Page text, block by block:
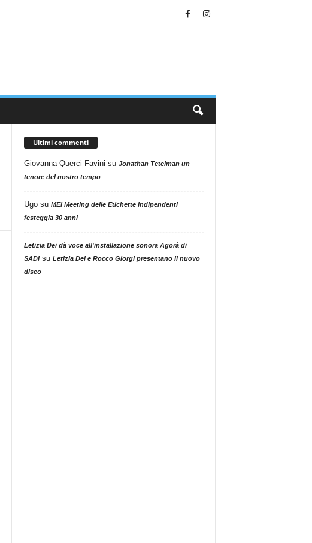
Ultimi commenti
Giovanna Querci Favini su Jonathan Tetelman un
tenore del nostro tempo
Ugosu MEI Meeting delle Etichette Indipendenti
festeggia 30 anni
Letizia Dei dà voce all'installazione sonora Agorà di
SADIsu Letizia Dei e Rocco Giorgi presentano il nuovo
disco